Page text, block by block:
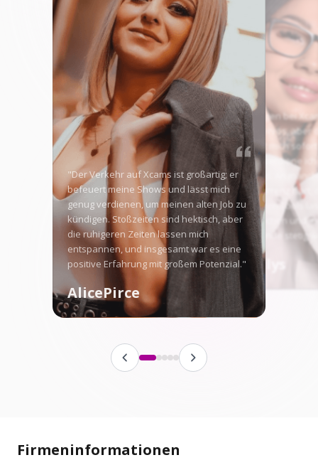
"Der Verkehr auf Xcams ist großartig; er
befeuert meine Shows und lässt mich
genug verdienen, um meinen alten Job zu
kündigen. Stoßzeiten sind hektisch, aber
die ruhigeren Zeiten lassen mich
entspannen, und insgesamt war es eine
positive Erfahrung mit großem Potenzial."
AlicePirce
"Angefangen bei
war ich nervös, aber
Traffic hat mich
und jetzt verdiene
gutes Geld. An
die Konkurrenz hart,
verfügbaren Tools
hervorstechen und
Fangemeinde stetig
Angellys
Firmeninformationen